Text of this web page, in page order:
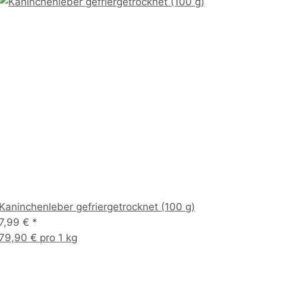
Kaninchenleber gefriergetrocknet (100 g)
€ *
€ pro 1 kg